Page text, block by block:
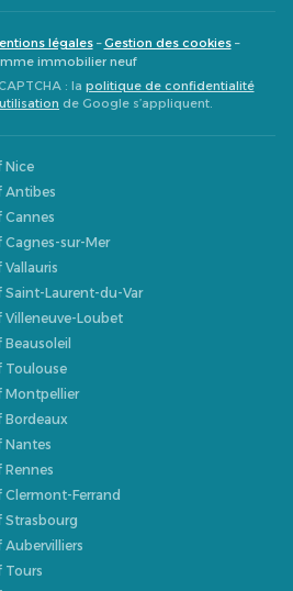
légales–Gestion des cookies–
immobilier neuf
: la politique de confidentialité
de Google s’appliquent.
Nice
Antibes
sur-Mer
Laurent-du-Var
Loubet
Toulouse
Montpellier
Bordeaux
Nantes
Ferrand
Strasbourg
Tours